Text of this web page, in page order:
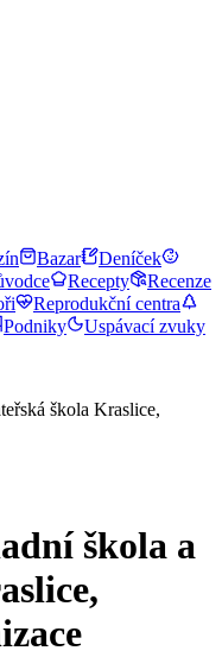
Bazar
Deníček
Recepty
Recenze
Reprodukční centra
Podniky
Uspávací zvuky
škola Kraslice,
škola a